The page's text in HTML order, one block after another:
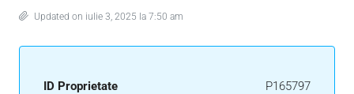
Updated on iulie 3, 2025 la 7:50 am
ID Proprietate P165797